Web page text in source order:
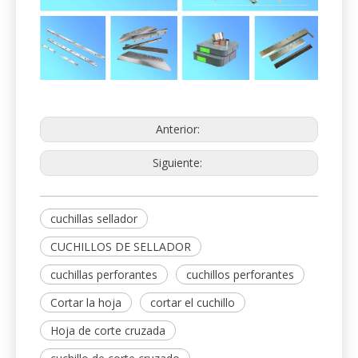
Anterior:
Siguiente:
cuchillas sellador
CUCHILLOS DE SELLADOR
cuchillas perforantes
cuchillos perforantes
Cortar la hoja
cortar el cuchillo
Hoja de corte cruzada